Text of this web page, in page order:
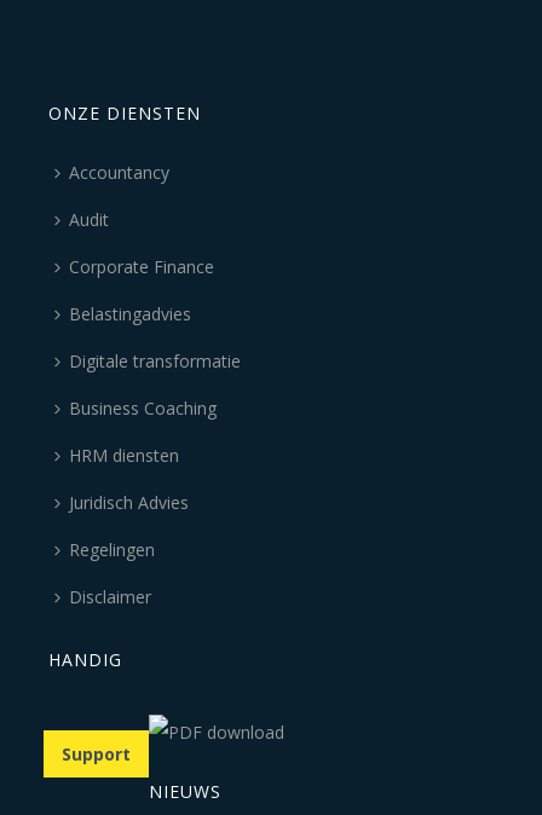
ONZE DIENSTEN
Accountancy
Audit
Corporate Finance
Belastingadvies
Digitale transformatie
Business Coaching
HRM diensten
Juridisch Advies
Regelingen
Disclaimer
HANDIG
Support
NIEUWS